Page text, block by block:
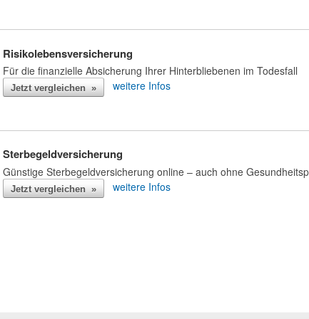
Risikolebensversicherung
Für die finanzielle Absicherung Ihrer Hinterbliebenen im Todesfall
Jetzt vergleichen » weitere Infos
Sterbegeldversicherung
Günstige Sterbegeldversicherung online – auch ohne
Jetzt vergleichen » weitere Infos